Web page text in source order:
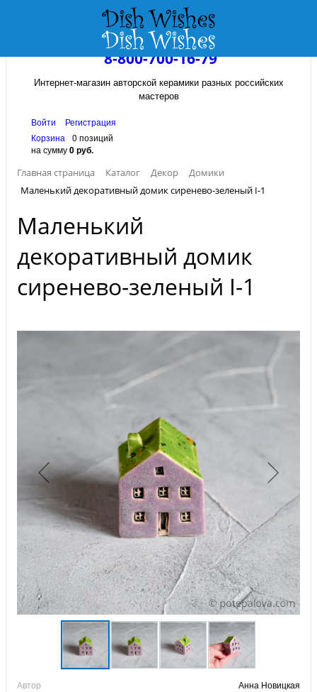
8-800-700-16-79
Интернет-магазин авторской керамики разных российских
мастеров
Войти
Регистрация
Корзина
0 позиций
на сумму0 руб.
Главная страница
Каталог Декор
Домики
Маленький декоративный домик сиренево-зеленый I-1
Маленький
декоративный домик
сиренево-зеленый I-1
Автор Анна Новицкая